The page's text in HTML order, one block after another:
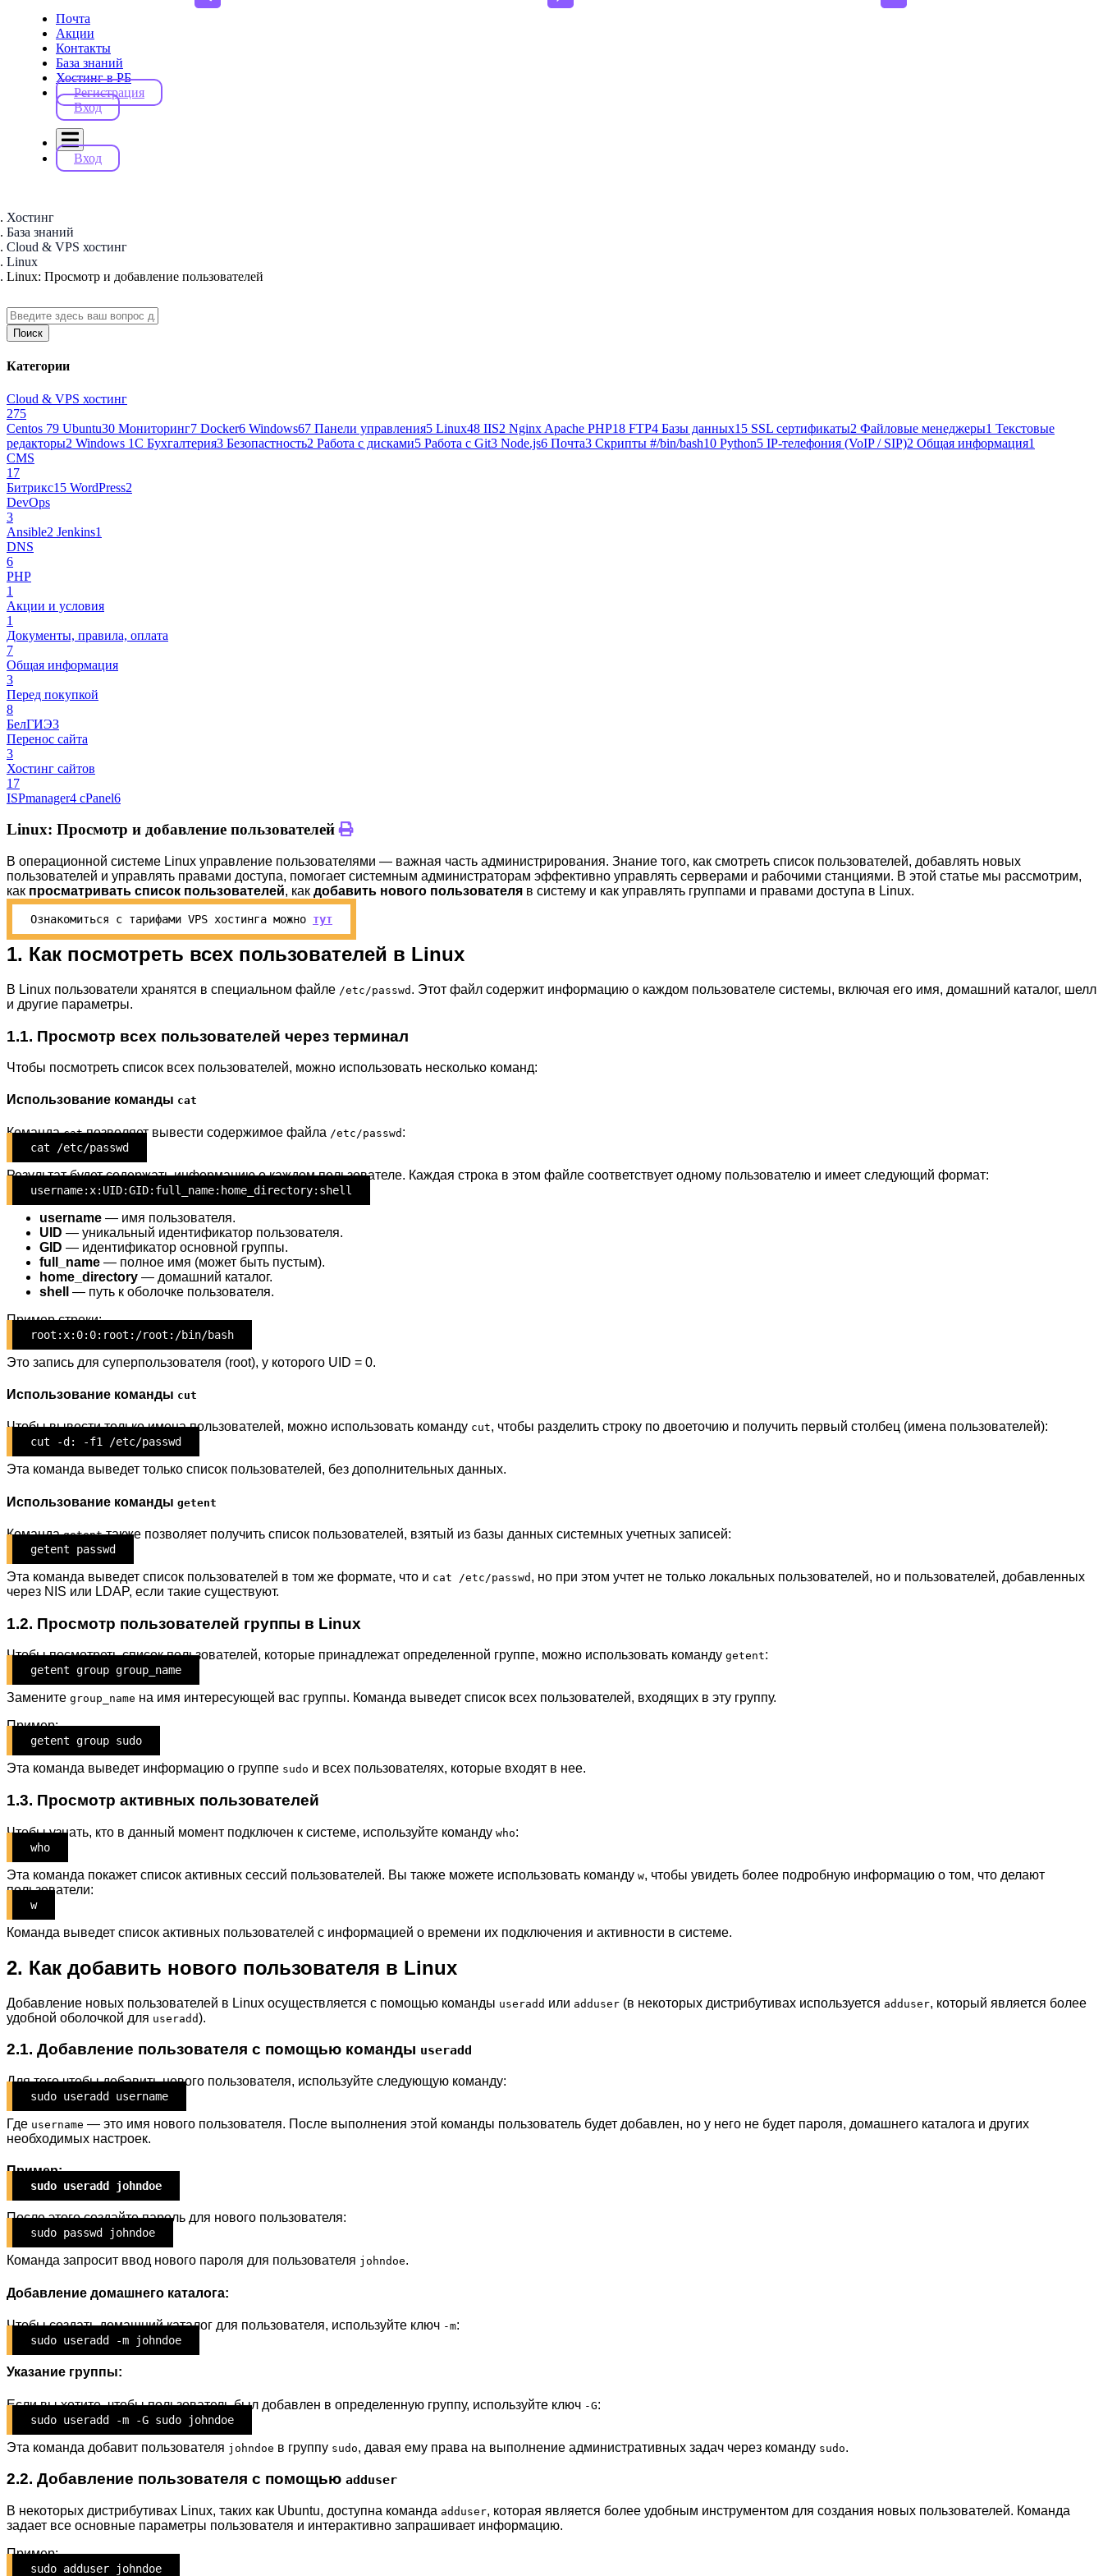
Почта
Акции
Контакты
База знаний
Хостинг в РБ
Регистрация
Вход
Вход
Хостинг
База знаний
Cloud & VPS хостинг
Linux
Linux: Просмотр и добавление пользователей
Поиск
Категории
Cloud & VPS хостинг
275
Centos 79 Ubuntu30 Мониторинг7 Docker6 Windows67 Панели управления5 Linux48 IIS2 Nginx Apache PHP18 FTP4 Базы данных15 SSL сертификаты2 Файловые менеджеры1 Текстовые
редакторы2 Windows 1С Бухгалтерия3 Безопастность2 Работа с дисками5 Работа с Git3 Node.js6 Почта3 Cкрипты #/bin/bash10 Python5 IP-телефония (VoIP / SIP)2 Общая информация1
CMS
17
Битрикс15 WordPress2
DevOps
3
Ansible2 Jenkins1
DNS
6
PHP
1
Акции и условия
1
Документы, правила, оплата
7
Общая информация
3
Перед покупкой
8
БелГИЭ3
Перенос сайта
3
Хостинг сайтов
17
ISPmanager4 cPanel6
Linux: Просмотр и добавление пользователей
В операционной системе Linux управление пользователями — важная часть администрирования. Знание того, как смотреть список пользователей, добавлять новых
пользователей и управлять правами доступа, помогает системным администраторам эффективно управлять серверами и рабочими станциями. В этой статье мы рассмотрим,
как просматривать список пользователей, как добавить нового пользователя в систему и как управлять группами и правами доступа в Linux.
Ознакомиться с тарифами VPS хостинга можно тут
1. Как посмотреть всех пользователей в Linux
В Linux пользователи хранятся в специальном файле /etc/passwd . Этот файл содержит информацию о каждом пользователе системы, включая его имя, домашний каталог, шелл
и другие параметры.
1.1. Просмотр всех пользователей через терминал
Чтобы посмотреть список всех пользователей, можно использовать несколько команд:
Использование команды cat
Командаcatпозволяет вывести содержимое файла /etc/passwd :
cat /etc/passwd
Результат будет содержать информацию о каждом пользователе. Каждая строка в этом файле соответствует одному пользователю и имеет следующий формат:
username:x:UID:GID:full_name:home_directory:shell
username — имя пользователя.
UID — уникальный идентификатор пользователя.
GID — идентификатор основной группы.
full_name — полное имя (может быть пустым).
home_directory — домашний каталог.
shell
— путь к оболочке пользователя.
Пример строки:
root:x:0:0:root:/root:/bin/bash
Это запись для суперпользователя (root), у которого UID = 0.
Использование команды cut
Чтобы вывести только имена пользователей, можно использовать команду cut, чтобы разделить строку по двоеточию и получить первый столбец (имена пользователей):
cut -d: -f1 /etc/passwd
Эта команда выведет только список пользователей, без дополнительных данных.
Использование команды getent
Командаgetentтакже позволяет получить список пользователей, взятый из базы данных системных учетных записей:
getent passwd
Эта команда выведет список пользователей в том же формате, что и cat /etc/passwd , но при этом учтет не только локальных пользователей, но и пользователей, добавленных
через NIS или LDAP, если такие существуют.
1.2. Просмотр пользователей группы в Linux
Чтобы посмотреть список пользователей, которые принадлежат определенной группе, можно использовать команду getent:
getent group group_name
Замените group_name на имя интересующей вас группы. Команда выведет список всех пользователей, входящих в эту группу.
Пример:
getent group sudo
Эта команда выведет информацию о группе sudo и всех пользователях, которые входят в нее.
1.3. Просмотр активных пользователей
Чтобы узнать, кто в данный момент подключен к системе, используйте команду who:
who
Эта команда покажет список активных сессий пользователей. Вы также можете использовать команду w, чтобы увидеть более подробную информацию о том, что делают
пользователи:
w
Команда выведет список активных пользователей с информацией о времени их подключения и активности в системе.
2. Как добавить нового пользователя в Linux
Добавление новых пользователей в Linux осуществляется с помощью команды useradd или adduser (в некоторых дистрибутивах используется adduser, который является более
удобной оболочкой для useradd).
2.1. Добавление пользователя с помощью команды useradd
Для того чтобы добавить нового пользователя, используйте следующую команду:
sudo useradd username
Где username — это имя нового пользователя. После выполнения этой команды пользователь будет добавлен, но у него не будет пароля, домашнего каталога и других
необходимых настроек.
Пример:
sudo useradd johndoe
После этого создайте пароль для нового пользователя:
sudo passwd johndoe
Команда запросит ввод нового пароля для пользователя johndoe.
Добавление домашнего каталога:
Чтобы создать домашний каталог для пользователя, используйте ключ -m:
sudo useradd -m johndoe
Указание группы:
Если вы хотите, чтобы пользователь был добавлен в определенную группу, используйте ключ -G:
sudo useradd -m -G sudo johndoe
Эта команда добавит пользователя johndoe в группу sudo, давая ему права на выполнение административных задач через команду sudo.
2.2. Добавление пользователя с помощью adduser
В некоторых дистрибутивах Linux, таких как Ubuntu, доступна команда adduser, которая является более удобным инструментом для создания новых пользователей. Команда
задает все основные параметры пользователя и интерактивно запрашивает информацию.
Пример:
sudo adduser johndoe